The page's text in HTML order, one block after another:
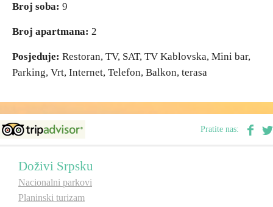
Lov i ribolov
Seoski turizam
Destinacije
Spisak destinacija
Mapa destinacija
Broj soba: 9
Broj apartmana: 2
Posjeduje: Restoran, TV, SAT, TV Kablovska, Mini bar,
Parking, Vrt, Internet, Telefon, Balkon, terasa
Pratite nas:
Doživi Srpsku
Nacionalni parkovi
Planinski turizam